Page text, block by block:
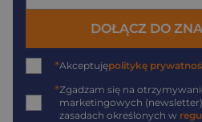
DOŁĄCZ DO
*Akceptujępolitykę
*Zgadzam się na
marketingowych
zasadach określonych w